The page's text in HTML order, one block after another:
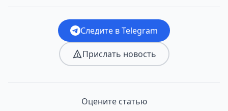
Следите в Telegram
Прислать новость
Оцените статью